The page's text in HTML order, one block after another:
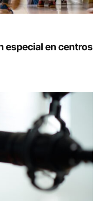
especial en centros